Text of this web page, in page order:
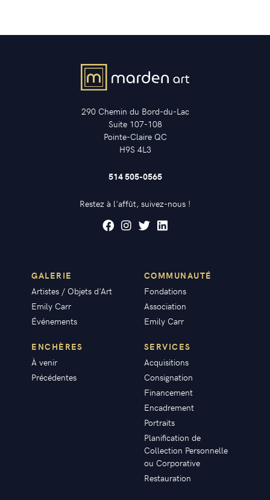
290 Chemin du Bord-du-Lac
Suite 107-108
Pointe-Claire QC
H9S 4L3
514 505-0565
Restez à l'affût, suivez-nous !
GALERIE
Artistes / Objets d'Art
Emily Carr
Événements
COMMUNAUTÉ
Fondations
Association
Emily Carr
ENCHÈRES
À venir
Précédentes
SERVICES
Acquisitions
Consignation
Financement
Encadrement
Portraits
Planification de
Collection Personnelle
ou Corporative
Restauration